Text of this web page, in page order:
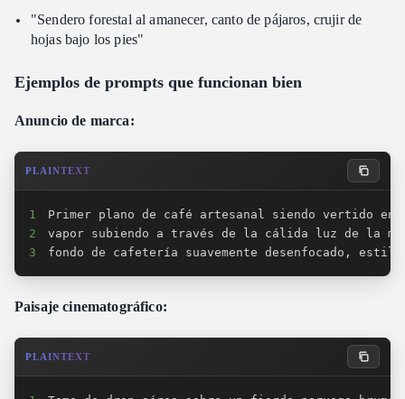
"Sendero forestal al amanecer, canto de pájaros, crujir de
hojas bajo los pies"
Ejemplos de prompts que funcionan bien
Anuncio de marca:
PLAINTEXT
1
2
3
fondo de cafetería suavemente desenfocado,
Paisaje cinematográfico:
PLAINTEXT